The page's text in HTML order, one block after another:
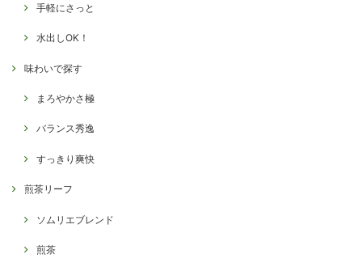
手軽にさっと
水出しOK！
味わいで探す
まろやかさ極
バランス秀逸
すっきり爽快
煎茶リーフ
ソムリエブレンド
煎茶